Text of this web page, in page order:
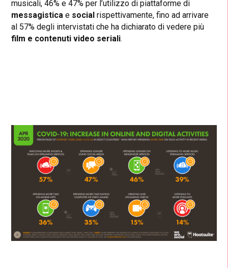
musicali, 46% e 47% per l’utilizzo di piattaforme di
messagistica e social rispettivamente, fino ad arrivare
al 57% degli intervistati che ha dichiarato di vedere più
film e contenuti video seriali.